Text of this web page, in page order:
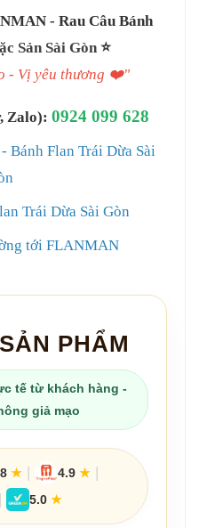
- Rau Câu Bánh
Sản Sài Gòn ⭐️
- Vị yêu thương ❤️"
Zalo): 0924 099 628
Bánh Flan Trái Dừa Sài
Trái Dừa Sài Gòn
tới FLANMAN
PHẨM
tế từ khách hàng -
giả mạo
★ | 4.9 ★ |
| 5.0 ★